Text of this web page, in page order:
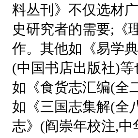
料丛刊》不仅选材
史研究者的需要;《
作。其他如《易学
(中国书店出版社)
如《食货志汇编(全
如《三国志集解(全
志》(阎崇年校注,